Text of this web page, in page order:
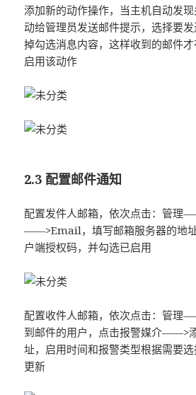
添加新的动作操作，当主机自动发
动给管理员发送邮件提示，选择要
掉勾选消息内容，这样收到的邮件
启用该动作
2.3 配置邮件通知
配置发件人邮箱，依次点击：管理
——>Email，填写邮箱服务器的地
户端授权码，并勾选已启用
配置收件人邮箱，依次点击：管理
到邮件的用户，点击报警媒介——>
址，启用时间和报警类型根据需要
更新